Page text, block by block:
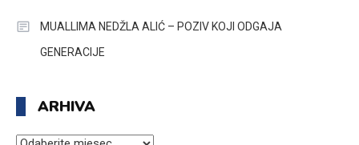
MUALLIMA NEDŽLA ALIĆ – POZIV KOJI ODGAJA
GENERACIJE
ARHIVA
ARHIVA